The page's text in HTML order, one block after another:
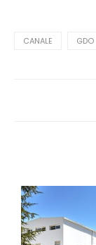
CANALE GDO